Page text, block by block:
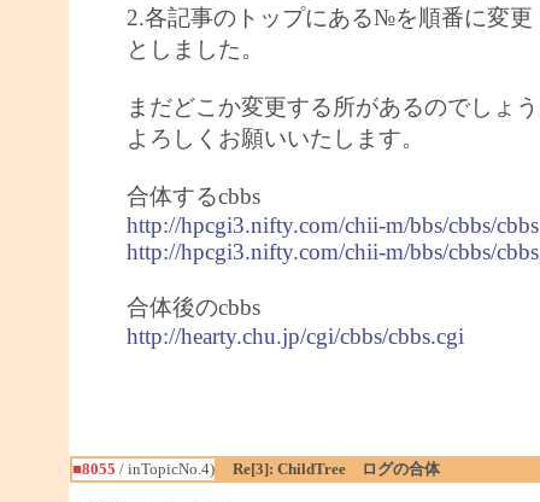
2.各記事のトップにある№を順番に変更
としました。
まだどこか変更する所があるのでしょ
よろしくお願いいたします。
合体するcbbs
http://hpcgi3.nifty.com/chii-m/bbs/cbbs/
http://hpcgi3.nifty.com/chii-m/bbs/cbbs/
合体後のcbbs
http://hearty.chu.jp/cgi/cbbs/cbbs.cgi
■8055 / inTopicNo.4) Re[3]: ChildTree ログの合体